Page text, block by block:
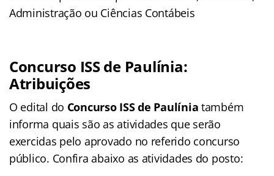
Administração ou Ciências Contábeis
Concurso ISS de Paulínia:
Atribuições
O edital do Concurso ISS de Paulínia também
informa quais são as atividades que serão
exercidas pelo aprovado no referido concurso
público. Confira abaixo as atividades do posto: